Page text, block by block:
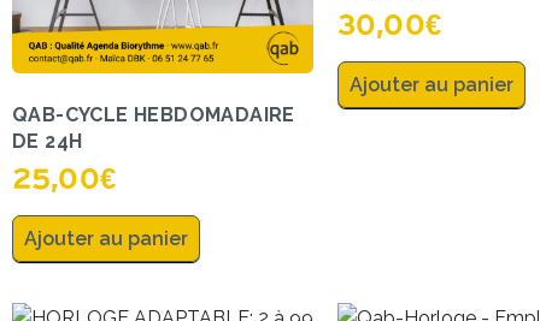
QAB-CYCLE HEBDOMADAIRE
DE 24H
25,00€
Ajouter au panier
30,00€
Ajouter au panier